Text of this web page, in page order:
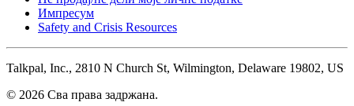
Импресум
Safety and Crisis Resources
Talkpal, Inc., 2810 N Church St, Wilmington, Delaware 19802, US
© 2026 Сва права задржана.